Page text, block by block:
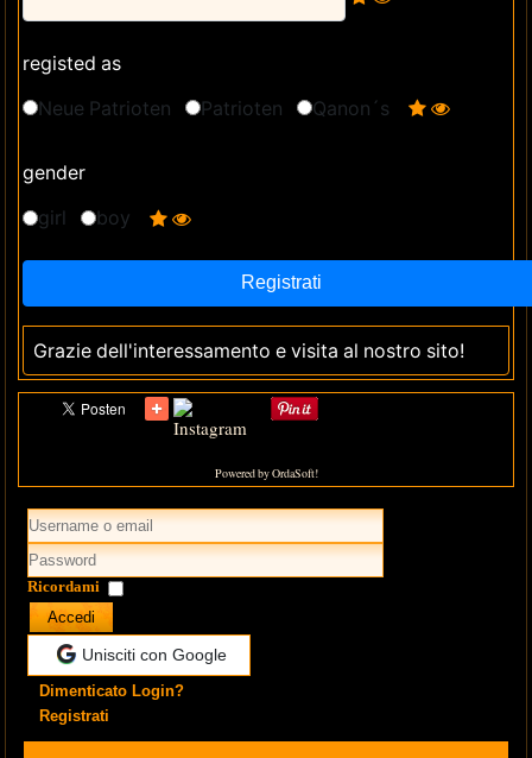
registed as
Neue Patrioten
Patrioten Qanon´s
gender
girl
boy
Grazie dell'interessamento e visita al nostro sito!
Powered by OrdaSoft!
Ricordami
Accedi
Unisciti con Google
Dimenticato Login?
Registrati